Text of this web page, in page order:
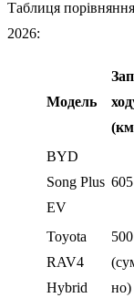
Таблиця
2026:
Модель
BYD
Song Plus
EV
605
Toyota
RAV4
Hybrid
500
но)